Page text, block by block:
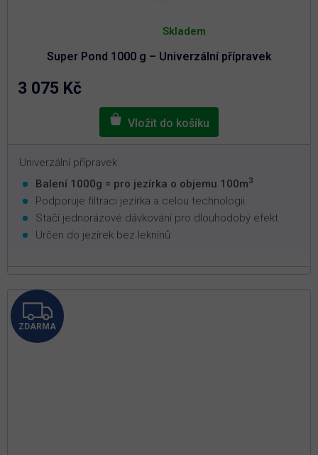
Super Pond 1000 g – Univerzální přípravek
hodnocení
je
4,9
Skladem
3 075 Kč
Univerzální přípravek.
Balení 1000g = pro jezírka o objemu 100m3
Podporuje filtraci jezírka a celou technologii
Stačí jednorázové dávkování pro dlouhodobý efekt
Určen do jezírek bez leknínů
Z
D
ZDARMA